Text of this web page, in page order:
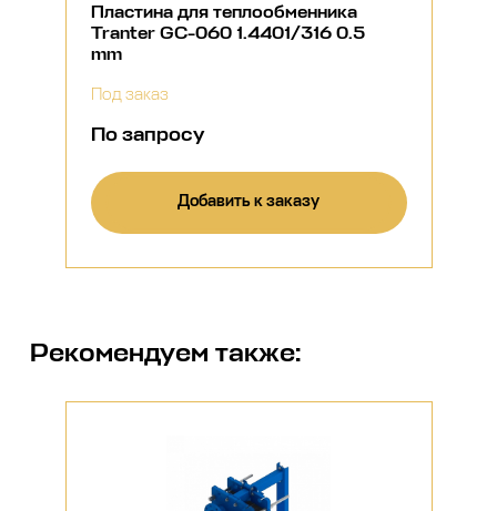
Пластина для теплообменника
Tranter GC-060 1.4401/316 0.5
mm
Под заказ
По запросу
Добавить к заказу
Рекомендуем также: